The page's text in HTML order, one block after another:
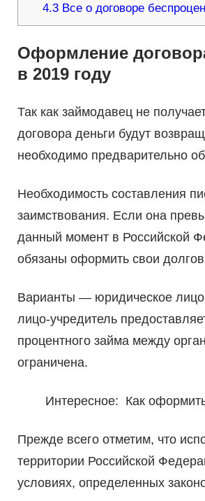
4.3 Все о договоре
Оформление
в 2019 году
Так как займодавец не
договора деньги будут
необходимо предварительно
Необходимость составления
заимствования. Если она
данный момент в Российской
обязаны оформить свои
Варианты — юридическое
лицо-учредитель
процентного займа между
ограничена.
Интересное: Как
Прежде всего отметим, что
территории Российской
условиях, определенных